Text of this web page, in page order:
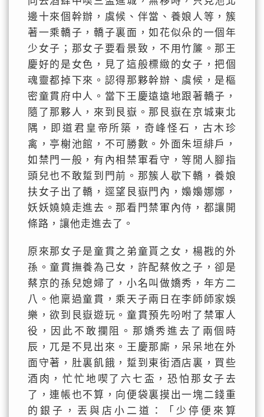
邊十來個幹辦，虞候、伴當、養娘人等，簇
著一乘轎子，轎子裏面，如花似朵的一個年
少女子；那女子要看景致，不用竹簾。那王
慶好的是女色，見了這般標緻的女子，把個
魂靈都掉下來。認得那夥幹辦、虞候，是樞
密童貫府中人。當下王慶遠遠地跟著轎子，
隨了那夥人，來到艮嶽。那艮嶽在京城東北
隅，即道君皇帝所築，奇峰怪石，古木珍
禽，亭榭池館，不可勝數。外面朱垣緋戶，
如禁門一般，有內相禁軍看守，等閒人腳指
頭兒也不敢踅到門前。那簇人歇下轎，養娘
扶女子出了轎，逕望艮嶽門內，嬝嬝娜娜，
妖妖嬈嬈走進去。那看門禁軍內侍，都讓開
條路，讓他走進去了。
原來那女子是童貫之弟童貰之女，楊戡的外
孫。童貫撫養為己女，許配蔡攸之子，卻是
蔡京的孫兒媳婦了，小名叫做嬌秀，年方二
八。他稟過童貫，乘天子兩日在李師師家娛
樂，欲到艮嶽遊玩。童貫預先吩咐了禁軍人
役，因此不敢攔阻。那嬌秀進去了兩個時
辰，兀是不見出來。王慶那廝，呆呆地在外
面守著，肚裏飢餓，踅到東街酒店裏，買些
酒肉，忙忙地喫了六七盃，恐怕那女子去
了，連帳也不算，向便袋裏摸出一塊二錢重
的銀子，丟與店小二道：「少停便來算